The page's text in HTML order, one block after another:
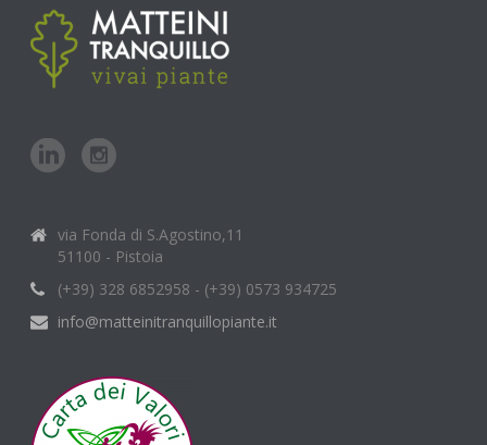
via Fonda di S.Agostino,11
51100 - Pistoia
(+39) 328 6852958 - (+39) 0573 934725
info@matteinitranquillopiante.it